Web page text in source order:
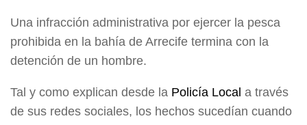
Una infracción administrativa por ejercer la pesca
prohibida en la bahía de Arrecife termina con la
detención de un hombre.
Tal y como explican desde la Policía Local a través
de sus redes sociales, los hechos sucedían cuando